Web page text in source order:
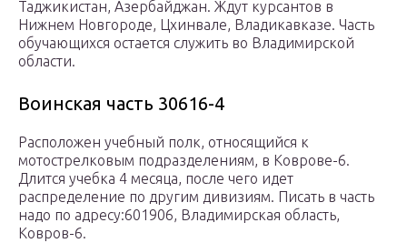
Таджикистан, Азербайджан. Ждут курсантов в
Нижнем Новгороде, Цхинвале, Владикавказе. Часть
обучающихся остается служить во Владимирской
области.
Воинская часть 30616-4
Расположен учебный полк, относящийся к
мотострелковым подразделениям, в Коврове-6.
Длится учебка 4 месяца, после чего идет
распределение по другим дивизиям. Писать в часть
надо по адресу:601906, Владимирская область,
Ковров-6.